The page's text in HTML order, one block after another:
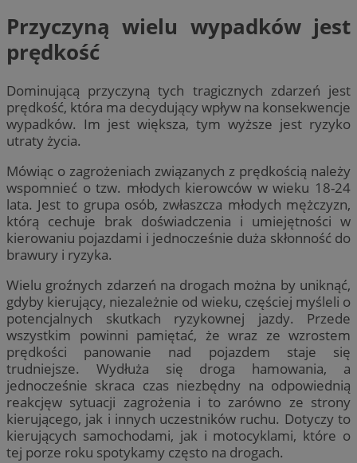
Przyczyną wielu wypadków jest
prędkość
Dominującą przyczyną tych tragicznych zdarzeń jest
prędkość, która ma decydujący wpływ na konsekwencje
wypadków. Im jest większa, tym wyższe jest ryzyko
utraty życia.
Mówiąc o zagrożeniach związanych z prędkością należy
wspomnieć o tzw. młodych kierowców w wieku 18-24
lata. Jest to grupa osób, zwłaszcza młodych mężczyzn,
którą cechuje brak doświadczenia i umiejętności w
kierowaniu pojazdami i jednocześnie duża skłonność do
brawury i ryzyka.
Wielu groźnych zdarzeń na drogach można by uniknąć,
gdyby kierujący, niezależnie od wieku, częściej myśleli o
potencjalnych skutkach ryzykownej jazdy. Przede
wszystkim powinni pamiętać, że wraz ze wzrostem
prędkości panowanie nad pojazdem staje się
trudniejsze. Wydłuża się droga hamowania, a
jednocześnie skraca czas niezbędny na odpowiednią
reakcjęw sytuacji zagrożenia i to zarówno ze strony
kierującego, jak i innych uczestników ruchu. Dotyczy to
kierujących samochodami, jak i motocyklami, które o
tej porze roku spotykamy często na drogach.